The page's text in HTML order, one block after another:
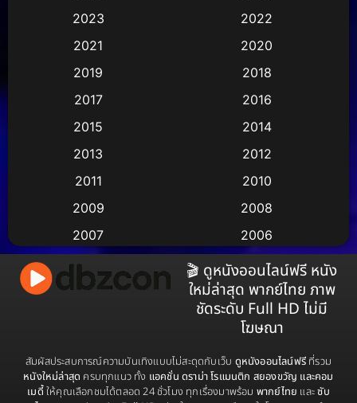
Based on a True Story สร้างจากเรื่องจริง(3)
Based on a True Story เรื่องจริง(38)
Based on a True Story เรื่องจริง(73)
Based on Novel(16)
2023
2022
2021
2020
2019
2018
2017
2016
2015
2014
2013
2012
2011
2010
2009
2008
2007
2006
2005
2004
2003
2002
2000
1997
1996
1995
1994
🎬 ดูหนังออนไลน์ฟรี หนัง
ใหม่ล่าสุด พากย์ไทย ภาพ
ชัดระดับ Full HD ไม่มี
โฆษณา
สัมผัสประสบการณ์ความบันเทิงแบบไม่สะดุดกับเว็บ ดูหนังออนไลน์ฟรีที่รวม
หนังใหม่ล่าสุด ครบทุกแนว ทั้ง แอคชั่น ดราม่า โรแมนติก สยองขวัญ และคอม
เมดี้ให้คุณเลือกชมได้ตลอด 24 ชั่วโมง ทุกเรื่องมาพร้อม พากย์ไทย และซับ